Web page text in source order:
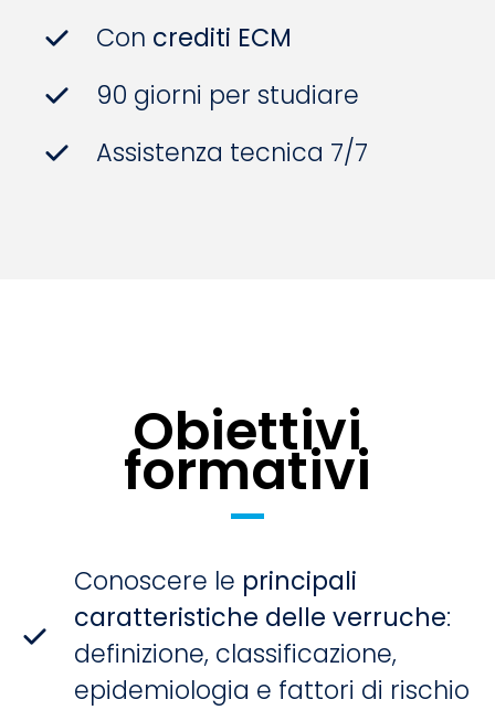
Con crediti ECM
90 giorni per studiare
Assistenza tecnica 7/7
Obiettivi
formativi
Conoscere le principali
caratteristiche delle verruche:
definizione, classificazione,
epidemiologia e fattori di rischio